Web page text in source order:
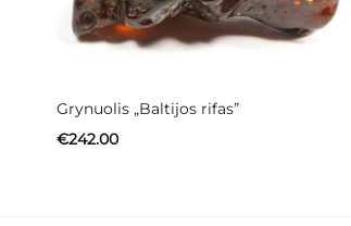
Grynuolis „Baltijos rifas”
€242.00